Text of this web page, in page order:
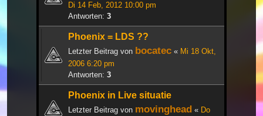
Di 14 Feb, 2012 10:00 pm
Antworten: 3
Phoenix = LDS ??
Letzter Beitrag von bocatec « Mi 18 Okt,
2006 6:20 pm
Antworten: 3
Phoenix in Live situatie
Letzter Beitrag von movinghead « Do